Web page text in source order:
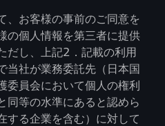
、お客様の事前のご同意を
の個人情報を第三者に提供
だし、上記2．記載の利用
当社が業務委託先（日本国
委員会において個人の権利
同等の水準にあると認めら
する企業を含む）に対して